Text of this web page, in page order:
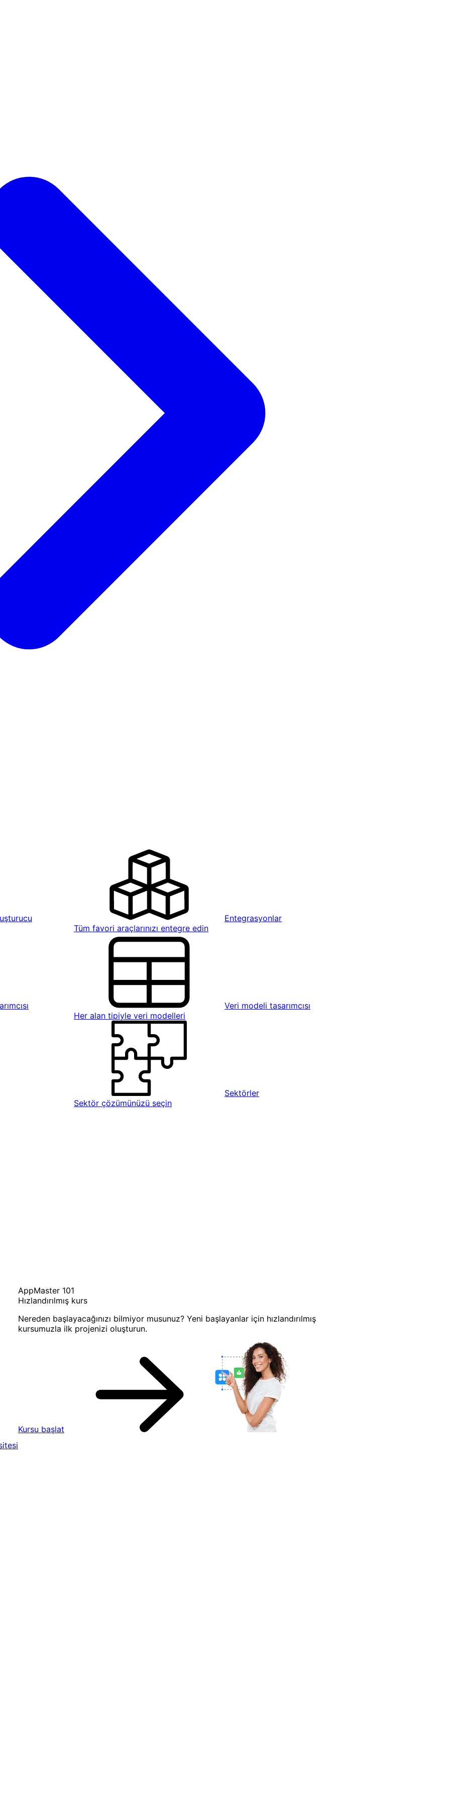
Entegrasyonlar
Tüm favori araçlarınızı entegre edin
Veri modeli tasarımcısı
Her alan tipiyle veri modelleri
Sektörler
Sektör çözümünüzü seçin
AppMaster 101
Hızlandırılmış kurs
Nereden başlayacağınızı bilmiyor musunuz? Yeni başlayanlar için hızlandırılmış
kursumuzla ilk projenizi oluşturun.
Kursu başlat